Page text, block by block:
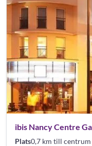
ibis Nancy Centre
Plats0,7 km till centrum